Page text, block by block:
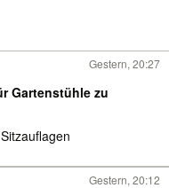
Gestern, 20:27
Gartenstühle zu
Gestern, 20:12